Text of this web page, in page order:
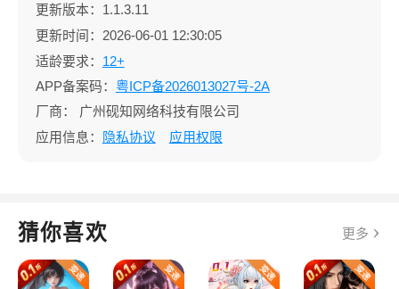
更新版本：1.1.3.11
更新时间：2026-06-01 12:30:05
适龄要求： 12+
APP备案码： 粤ICP备2026013027号-2A
厂商：
广州砚知网络科技有限公司
应用信息：
隐私协议 应用权限
猜你喜欢 更多